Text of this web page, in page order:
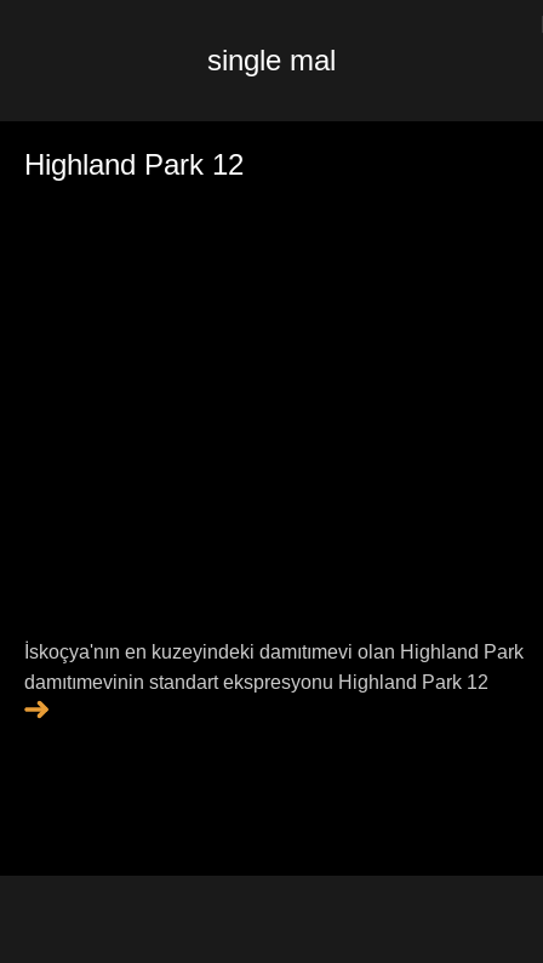
single mal
Highland Park 12
İskoçya'nın en kuzeyindeki damıtımevi olan Highland Park
damıtımevinin standart ekspresyonu Highland Park 12